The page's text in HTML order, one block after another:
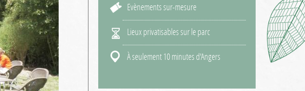
Evènements sur-mesure
Lieux privatisables sur le parc
À seulement 10 minutes d'Angers